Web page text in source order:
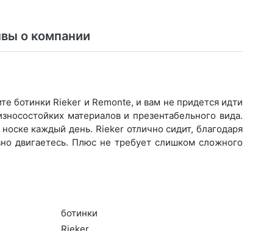
о компании
бо­тин­ки Rieker и Remonte, и вам не придется идти
материалов и презентабельного вида.
каждый день. Ri­eker отлично сидит, благодаря
двигаетесь. Плюс не требует слишком сложного
бо­тин­ки
Ri­eker